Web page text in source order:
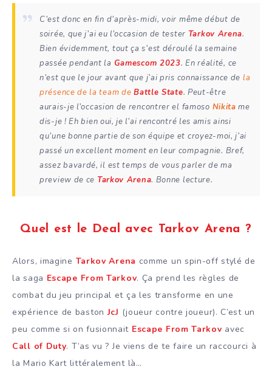
C’est donc en fin d’après-midi, voir même début de
soirée, que j’ai eu l’occasion de tester Tarkov Arena.
Bien évidemment, tout ça s’est déroulé la semaine
passée pendant la Gamescom 2023. En réalité, ce
n’est que le jour avant que j’ai pris connaissance de la
présence de la team deBattle State. Peut-être
aurais-je l’occasion de rencontrer el famoso Nikita me
dis-je ! Eh bien oui, je l’ai rencontré les amis ainsi
qu’une bonne partie de son équipe et croyez-moi, j’ai
passé un excellent moment en leur compagnie. Bref,
assez bavardé, il est temps de vous parler de ma
preview de ce Tarkov Arena. Bonne lecture.
Quel est le Deal avec Tarkov Arena ?
Alors, imagine Tarkov Arena comme un spin-off stylé de
la saga Escape From Tarkov. Ça prend les règles de
combat du jeu principal et ça les transforme en une
expérience de bastonJcJ (joueur contre joueur). C’est un
peu comme si on fusionnait Escape From Tarkov avec
Call of Duty. T’as vu ? Je viens de te faire un raccourci à
la Mario Kart littéralement là…